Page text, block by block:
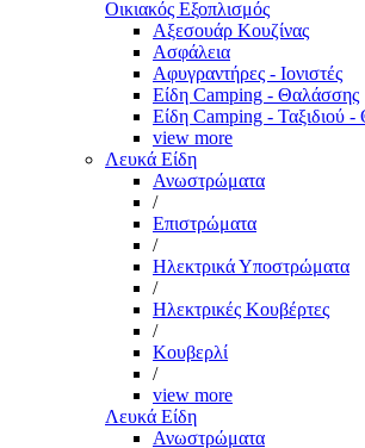
Οικιακός Εξοπλισμός
Αξεσουάρ Κουζίνας
Ασφάλεια
Αφυγραντήρες - Ιονιστές
Είδη Camping - Θαλάσσης
Είδη Camping - Ταξιδιού
view more
Λευκά Είδη
Ανωστρώματα
/
Επιστρώματα
/
Ηλεκτρικά Υποστρώματα
/
Ηλεκτρικές Κουβέρτες
/
Κουβερλί
/
view more
Λευκά Είδη
Ανωστρώματα